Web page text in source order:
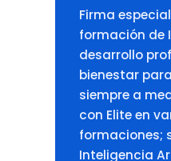
Firma
formación de
desarrollo
bienestar
siempre a
con Elite en
formaciones;
Inteligencia